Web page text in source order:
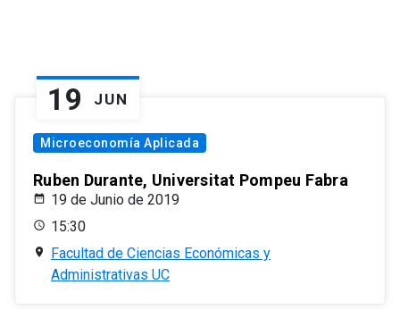
19 JUN
Microeconomía Aplicada
Ruben Durante, Universitat Pompeu Fabra
19 de Junio de 2019
15:30
Facultad de Ciencias Económicas y
Administrativas UC